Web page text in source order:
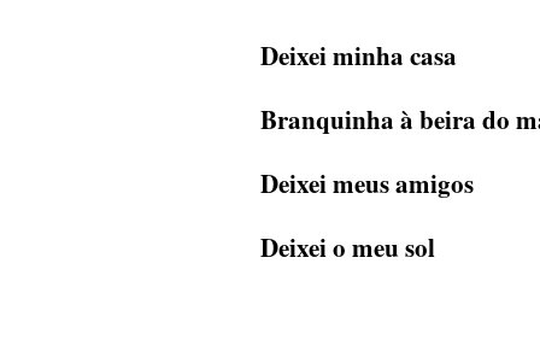
Deixei minha casa
Branquinha à beira do
Deixei meus amigos
Deixei o meu sol